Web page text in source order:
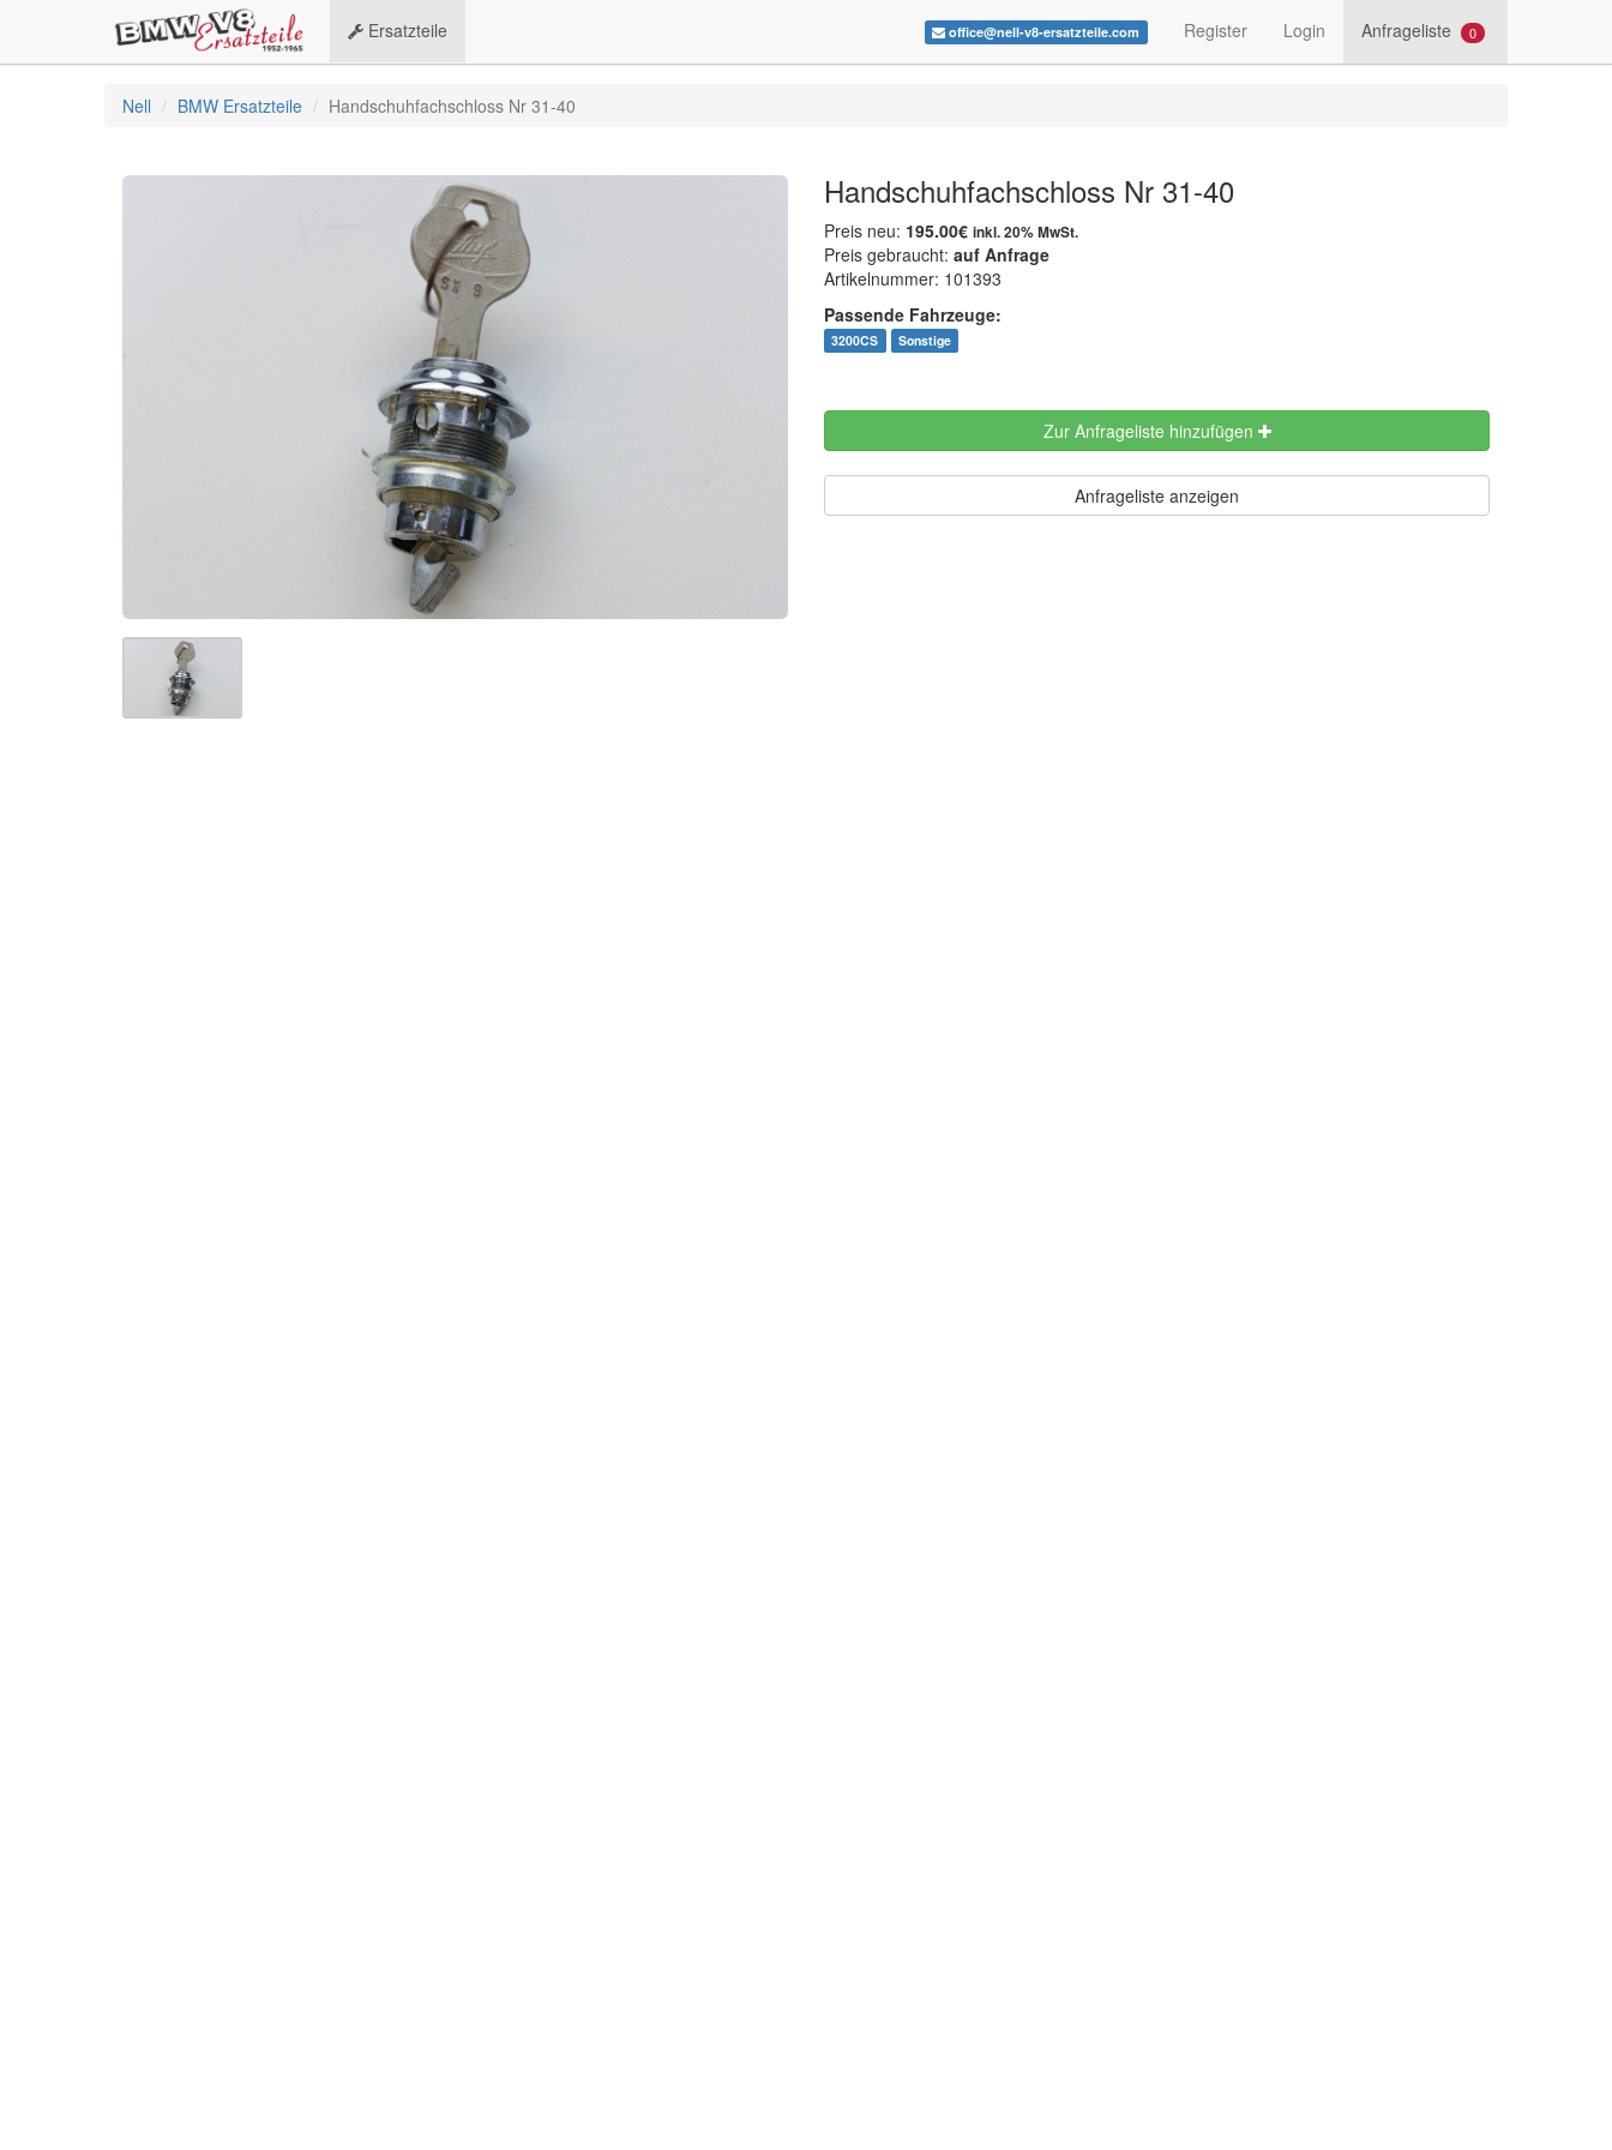
Ersatzteile office@nell-v8-ersatzteile.com Register Login Anfrageliste 0
Nell BMW Ersatzteile Handschuhfachschloss Nr 31-40
Handschuhfachschloss Nr 31-40
Preis neu: 195.00€ inkl. 20% MwSt.
Preis gebraucht: auf Anfrage
Artikelnummer: 101393
Passende Fahrzeuge:
3200CS Sonstige
Zur Anfrageliste hinzufügen
Anfrageliste anzeigen